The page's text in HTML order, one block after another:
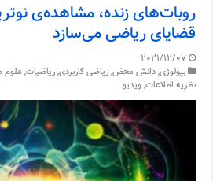
روبات‌های زنده، مشاهده‌ی
قضایای ریاضی می‌سازد
2021/12/07
بیولوژی,دانش محض,ریاضی کاربردی,ریاضیات,علوم
نظریه اطلاعات,ویدیو